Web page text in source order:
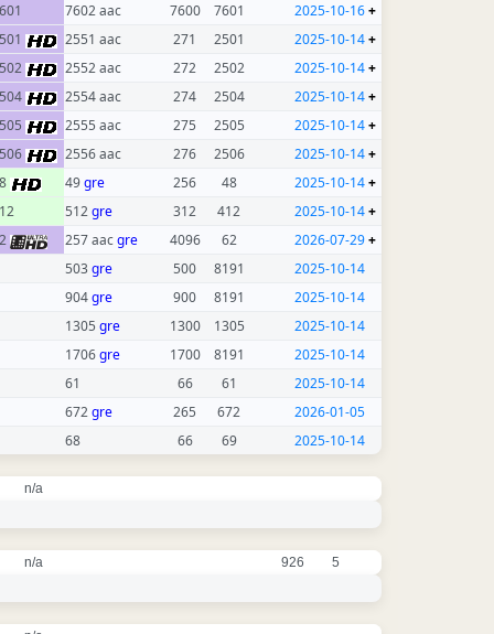
7602 aac 7600 7601 2025-10-16+
2551 aac 271 2501 2025-10-14+
2552 aac 272 2502 2025-10-14+
2554 aac 274 2504 2025-10-14+
2555 aac 275 2505 2025-10-14+
2556 aac 276 2506 2025-10-14+
49gre 256 48 2025-10-14+
512gre 312 412 2025-10-14+
257 aacgre 4096 62 2026-07-29+
503gre 500 8191
2025-10-14
904gre 900 8191
2025-10-14
1305 gre 1300 1305
2025-10-14
1706gre 1700 8191
2025-10-14
61
66 61
2025-10-14
672gre 265 672
2026-01-05
68
66 69 2025-10-14
n/a
n/a 926 5